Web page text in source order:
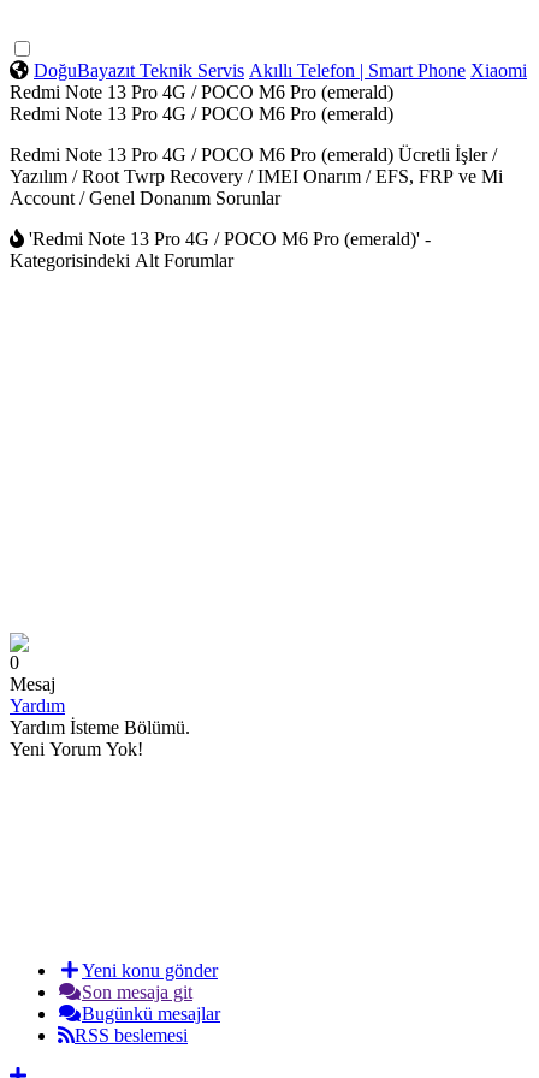
DoğuBayazıt Teknik Servis Akıllı Telefon | Smart Phone Xiaomi
Redmi Note 13 Pro 4G / POCO M6 Pro (emerald)
Redmi Note 13 Pro 4G / POCO M6 Pro (emerald)
Redmi Note 13 Pro 4G / POCO M6 Pro (emerald) Ücretli İşler /
Yazılım / Root Twrp Recovery / IMEI Onarım / EFS, FRP ve Mi
Account / Genel Donanım Sorunlar
'Redmi Note 13 Pro 4G / POCO M6 Pro (emerald)' -
Kategorisindeki Alt Forumlar
0
Mesaj
Yardım
Yardım İsteme Bölümü.
Yeni Yorum Yok!
Yeni konu gönder
Son mesaja git
Bugünkü mesajlar
RSS beslemesi